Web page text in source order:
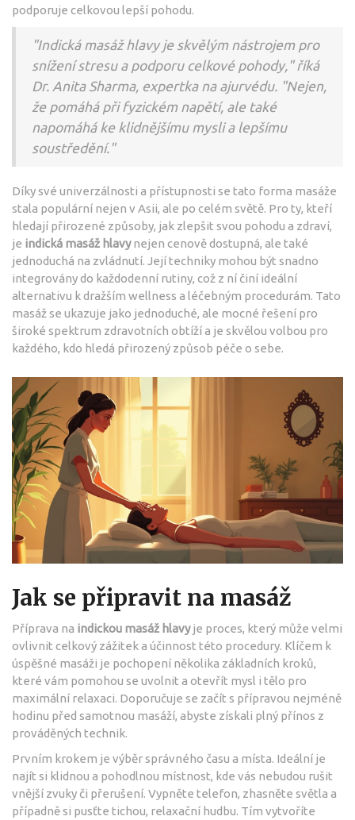
podporuje celkovou lepší pohodu.
"Indická masáž hlavy je skvělým nástrojem pro
snížení stresu a podporu celkové pohody," říká
Dr. Anita Sharma, expertka na ajurvédu. "Nejen,
že pomáhá při fyzickém napětí, ale také
napomáhá ke klidnějšímu mysli a lepšímu
soustředění."
Díky své univerzálnosti a přístupnosti se tato forma masáže
stala populární nejen v Asii, ale po celém světě. Pro ty, kteří
hledají přirozené způsoby, jak zlepšit svou pohodu a zdraví,
je indická masáž hlavynejen cenově dostupná, ale také
jednoduchá na zvládnutí. Její techniky mohou být snadno
integrovány do každodenní rutiny, což z ní činí ideální
alternativu k dražším wellness a léčebným procedurám. Tato
masáž se ukazuje jako jednoduché, ale mocné řešení pro
široké spektrum zdravotních obtíží a je skvělou volbou pro
každého, kdo hledá přirozený způsob péče o sebe.
Jak se připravit na masáž
Příprava na indickou masáž hlavyje proces, který může velmi
ovlivnit celkový zážitek a účinnost této procedury. Klíčem k
úspěšné masáži je pochopení několika základních kroků,
které vám pomohou se uvolnit a otevřít mysl i tělo pro
maximální relaxaci. Doporučuje se začít s přípravou nejméně
hodinu před samotnou masáží, abyste získali plný přínos z
prováděných technik.
Prvním krokem je výběr správného času a místa. Ideální je
najít si klidnou a pohodlnou místnost, kde vás nebudou rušit
vnější zvuky či přerušení. Vypněte telefon, zhasněte světla a
případně si pusťte tichou, relaxační hudbu. Tím vytvoříte